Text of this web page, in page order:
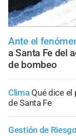
Ante el
a Santa Fe del
de bombeo
Clima Qué dice
de Santa Fe
Gestión de Riesgo